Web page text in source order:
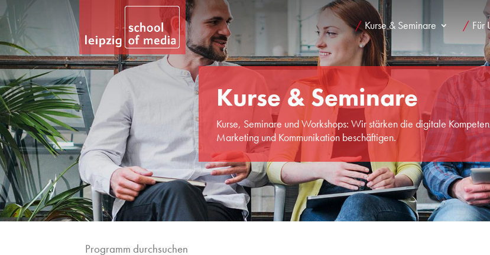
Kurse & Seminare Für
Kurse & Seminare
Kurse, Seminare und Workshops: Wir stärken die digitale
Marketing und Kommunikation beschäftigen.